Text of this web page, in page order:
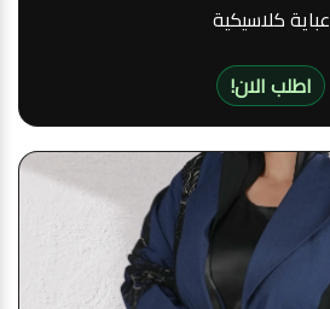
عباية كلاسيكية
!اطلب الان